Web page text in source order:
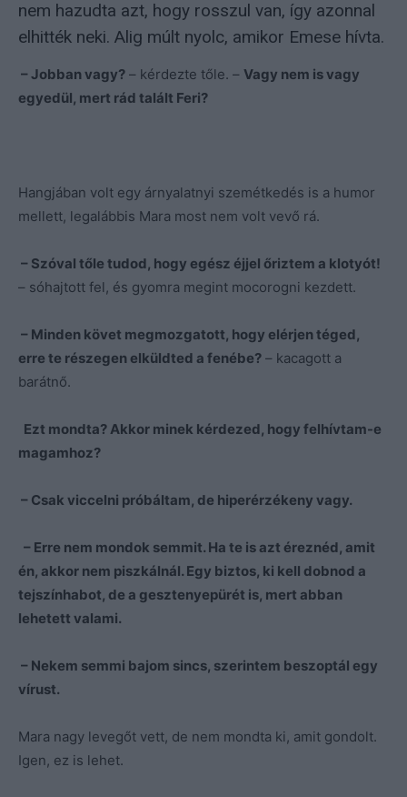
nem hazudta azt, hogy rosszul van, így azonnal
elhitték neki. Alig múlt nyolc, amikor Emese hívta.
– Jobban vagy? – kérdezte tőle. – Vagy nem is vagy
egyedül, mert rád talált Feri?
Hangjában volt egy árnyalatnyi szemétkedés is a humor
mellett, legalábbis Mara most nem volt vevő rá.
– Szóval tőle tudod, hogy egész éjjel őriztem a klotyót!
– sóhajtott fel, és gyomra megint mocorogni kezdett.
– Minden követ megmozgatott, hogy elérjen téged,
erre te részegen elküldted a fenébe? – kacagott a
barátnő.
Ezt mondta? Akkor minek kérdezed, hogy felhívtam-e
magamhoz?
– Csak viccelni próbáltam, de hiperérzékeny vagy.
– Erre nem mondok semmit. Ha te is azt éreznéd, amit
én, akkor nem piszkálnál. Egy biztos, ki kell dobnod a
tejszínhabot, de a gesztenyepürét is, mert abban
lehetett valami.
– Nekem semmi bajom sincs, szerintem beszoptál egy
vírust.
Mara nagy levegőt vett, de nem mondta ki, amit gondolt.
Igen, ez is lehet.